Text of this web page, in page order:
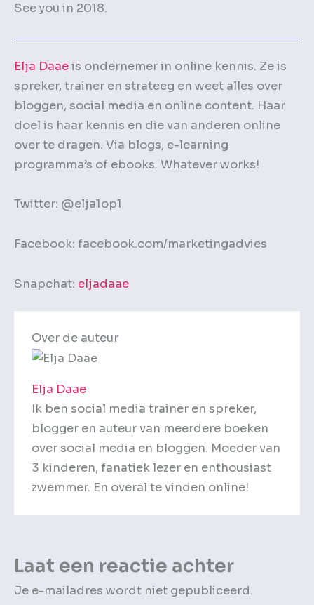
See you in 2018.
Elja Daaeis ondernemer in online kennis. Ze is
spreker, trainer en strateeg en weet alles over
bloggen, social media en online content. Haar
doel is haar kennis en die van anderen online
over te dragen. Via blogs, e-learning
programma’s of ebooks. Whatever works!
Twitter: @elja1op1
Facebook: facebook.com/marketingadvies
Snapchat: eljadaae
Over de auteur
Elja Daae
Ik ben social media trainer en spreker,
blogger en auteur van meerdere boeken
over social media en bloggen. Moeder van
3 kinderen, fanatiek lezer en enthousiast
zwemmer. En overal te vinden online!
Laat een reactie achter
Je e-mailadres wordt niet gepubliceerd.